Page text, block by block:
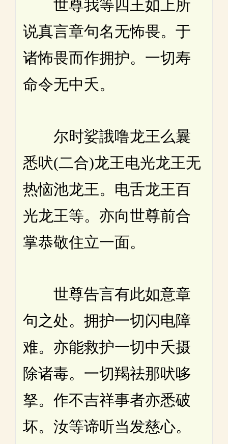
世尊我等四王如上所
说真言章句名无怖畏。于
诸怖畏而作拥护。一切寿
命令无中夭。
尔时娑誐噜龙王么曩
悉吠(二合)龙王电光龙王无
热恼池龙王。电舌龙王百
光龙王等。亦向世尊前合
掌恭敬住立一面。
世尊告言有此如意章
句之处。拥护一切闪电障
难。亦能救护一切中夭摄
除诸毒。一切羯祛那吠哆
拏。作不吉祥事者亦悉破
坏。汝等谛听当发慈心。